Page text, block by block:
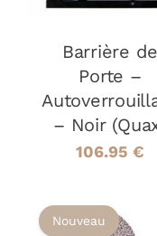
Barrière de
Porte –
– Noir
106.95 €
Nouveau